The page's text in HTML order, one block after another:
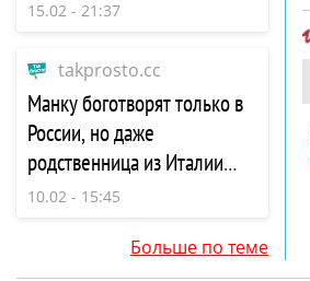
15.02 - 21:37
takprosto.cc
Манку боготворят только в
России, но даже
родственница из Италии
высоко оценила изысканный
10.02 - 15:45
Больше по теме